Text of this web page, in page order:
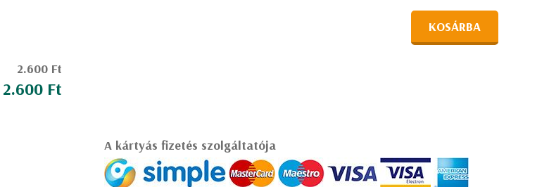
2.600 Ft
2.600 Ft
KOSÁRBA
A kártyás fizetés szolgáltatója